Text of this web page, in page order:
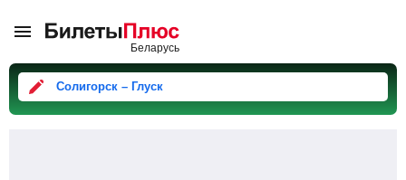
Солигорск – Глуск